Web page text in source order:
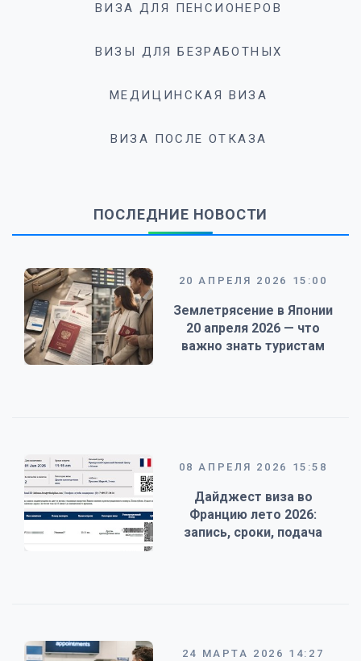
ВИЗА ДЛЯ ПЕНСИОНЕРОВ
ВИЗЫ ДЛЯ БЕЗРАБОТНЫХ
МЕДИЦИНСКАЯ ВИЗА
ВИЗА ПОСЛЕ ОТКАЗА
ПОСЛЕДНИЕ НОВОСТИ
20 АПРЕЛЯ 2026 15:00
Землетрясение в Японии
20 апреля 2026 — что
важно знать туристам
08 АПРЕЛЯ 2026 15:58
Дайджест виза во
Францию лето 2026:
запись, сроки, подача
24 МАРТА 2026 14:27